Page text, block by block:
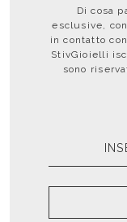
Di cosa
esclusive,
in contatto
StivGioielli
sono